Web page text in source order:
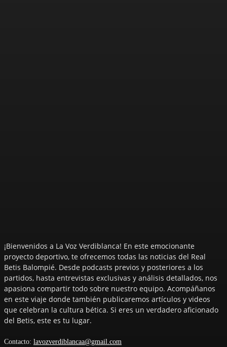
¡Bienvenidos a La Voz Verdiblanca! En este emocionante
proyecto deportivo, te ofrecemos todas las noticias del Real
Betis Balompié. Desde podcasts previos y posteriores a los
partidos, hasta entrevistas exclusivas y análisis detallados, nos
apasiona compartir todo sobre nuestro equipo. Acompáñanos
en este viaje donde también publicaremos artículos y videos
que celebran la cultura bética. Si eres un verdadero aficionado
del Betis, este es tu lugar.
Contacto: lavozverdiblancaa@gmail.com